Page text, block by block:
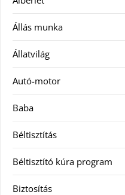
Állás munka
Állatvilág
Autó-motor
Baba
Béltisztítás
Béltisztító kúra program
Biztosítás